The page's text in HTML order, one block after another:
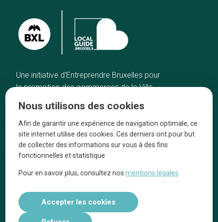
Une initiative d’Entreprendre Bruxelles pour
la promotion des commerces de la Ville
Accueil
Bonnes adresses
Quartiers
Blog
Tops 10
Artisans
A propos
On parle de nous
Nous utilisons des cookies
Afin de garantir une expérience de navigation optimale, ce
site internet utilise des cookies. Ces derniers ont pour but
de collecter des informations sur vous à des fins
fonctionnelles et statistique
Pour en savoir plus, consultez nosmentions légales
Accepter les cookies